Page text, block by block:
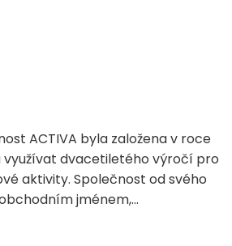
ACTIVA byla založena v roce
využívat dvacetiletého výročí pro
aktivity. Společnost od svého
jménem,...